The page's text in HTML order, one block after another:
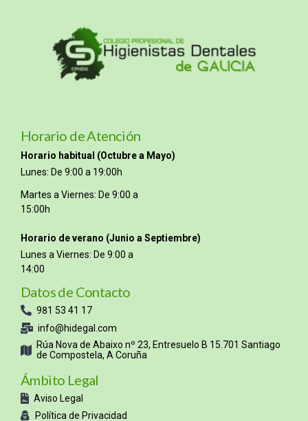
Horario de Atención
Horario habitual (Octubre a Mayo)
Lunes: De 9:00 a 19:00h
Martes a Viernes: De 9:00 a
15:00h
Horario de verano (Junio a Septiembre)
Lunes a Viernes: De 9:00 a
14:00
Datos de Contacto
981 53 41 17
info@hidegal.com
Rúa Nova de Abaixo nº 23, Entresuelo B 15.701 Santiago
de Compostela, A Coruña
Ámbito Legal
Aviso Legal
Política de Privacidad